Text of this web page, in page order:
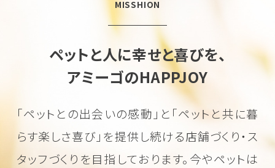
MISSHION
ペットと人に幸せと喜びを、
アミーゴのHAPPJOY
「ペットとの出会いの感動」と「ペットと共に暮
らす楽しさ喜び」を提供し続ける店舗づくり・ス
タッフづくりを目指しております。 今やペットは